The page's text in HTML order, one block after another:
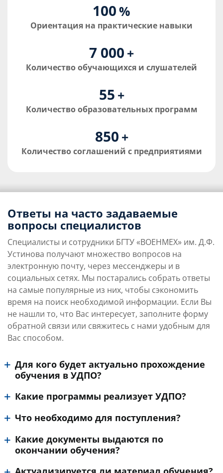
100%
Ориентация на практические навыки
7 000 +
Количество обучающихся и слушателей
55 +
Количество образовательных программ
850 +
Количество соглашений с предприятиями
Ответы на часто задаваемые
вопросы специалистов
Специалисты и сотрудники БГТУ «ВОЕНМЕХ» им. Д.Ф.
Устинова получают множество вопросов на
электронную почту, через мессенджеры и в
социальных сетях. Мы постарались собрать ответы
на самые популярные из них, чтобы сэкономить
время на поиск необходимой информации. Если Вы
не нашли то, что Вас интересует, заполните форму
обратной связи или свяжитесь с нами удобным для
Вас способом.
Для кого будет актуально прохождение
обучения в УДПО?
Какие программы реализует УДПО?
Что необходимо для поступления?
Какие документы выдаются по
окончании обучения?